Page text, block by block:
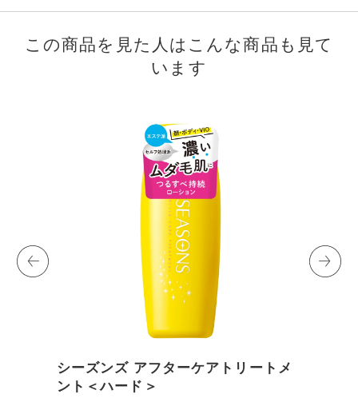
この商品を見た人はこんな商品も見て
います
シーズンズ アフターケアトリートメ
ント＜ハード＞